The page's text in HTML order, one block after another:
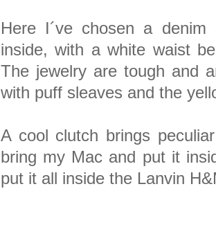
Here I´ve chosen a
inside, with a white waist
The jewelry are tough and
with puff sleaves and the
A cool clutch brings
bring my Mac and put it
put it all inside the Lanvin